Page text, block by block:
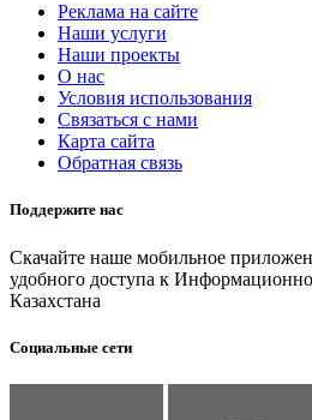
Реклама на сайте
Наши услуги
Наши проекты
О нас
Условия использования
Связаться с нами
Карта сайта
Обратная связь
Поддержите нас
Скачайте наше мобильное
удобного доступа к
Казахстана
Социальные сети